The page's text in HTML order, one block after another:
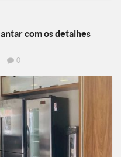
com os detalhes
0